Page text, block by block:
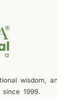
wisdom,
1999.